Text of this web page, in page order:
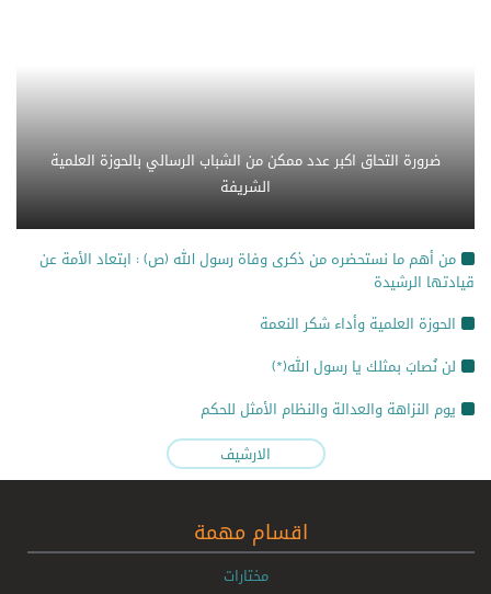
ضرورة التحاق اكبر عدد ممكن من الشباب الرسالي بالحوزة العلمية
الشريفة
من أهم ما نستحضره من ذكرى وفاة رسول الله (ص) : ابتعاد الأمة عن
قيادتها الرشيدة
الحوزة العلمية وأداء شكر النعمة
لن نُصابَ بمثلك يا رسول الله(*)
يوم النزاهة والعدالة والنظام الأمثل للحكم
الارشيف
اقسام مهمة
مختارات